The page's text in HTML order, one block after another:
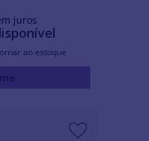
juros
ao estoque